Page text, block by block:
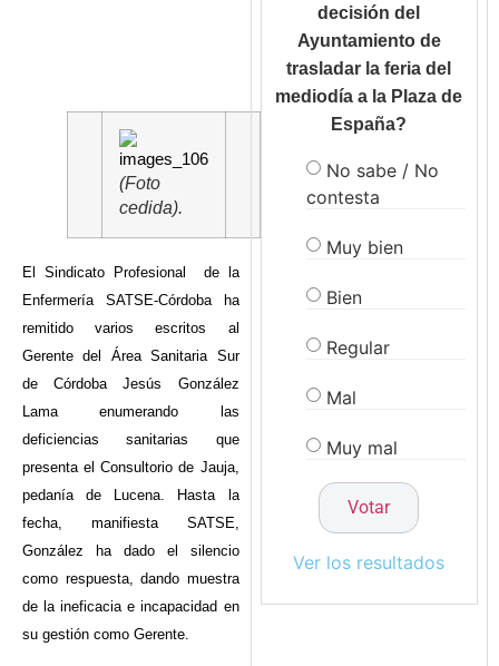
(Foto
cedida).
El Sindicato Profesional de la
Enfermería SATSE-Córdoba ha
remitido varios escritos al
Gerente del Área Sanitaria Sur
de Córdoba Jesús González
Lama enumerando las
deficiencias sanitarias que
presenta el Consultorio de Jauja,
pedanía de Lucena. Hasta la
fecha, manifiesta SATSE,
González ha dado el silencio
como respuesta, dando muestra
de la ineficacia e incapacidad en
su gestión como Gerente.
decisión del
Ayuntamiento de
trasladar la feria del
mediodía a la Plaza de
España?
No sabe / No
contesta
Muy bien
Bien
Regular
Mal
Muy mal
Ver los resultados